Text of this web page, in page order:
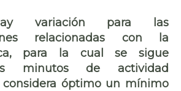
variación para las
relacionadas con la
, para la cual se sigue
minutos de actividad
óptimo un mínimo